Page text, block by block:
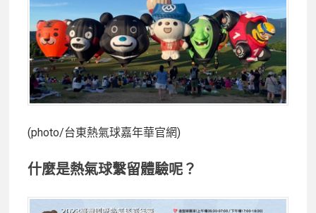
(photo/台東熱氣球嘉年華官網)
什麼是熱氣球繫留體驗呢？